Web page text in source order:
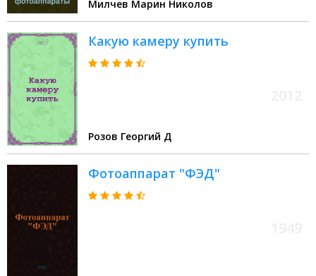
Милчев Марин Николов
Какую камеру купить
Розов Георгий Д
Фотоаппарат "ФЭД"